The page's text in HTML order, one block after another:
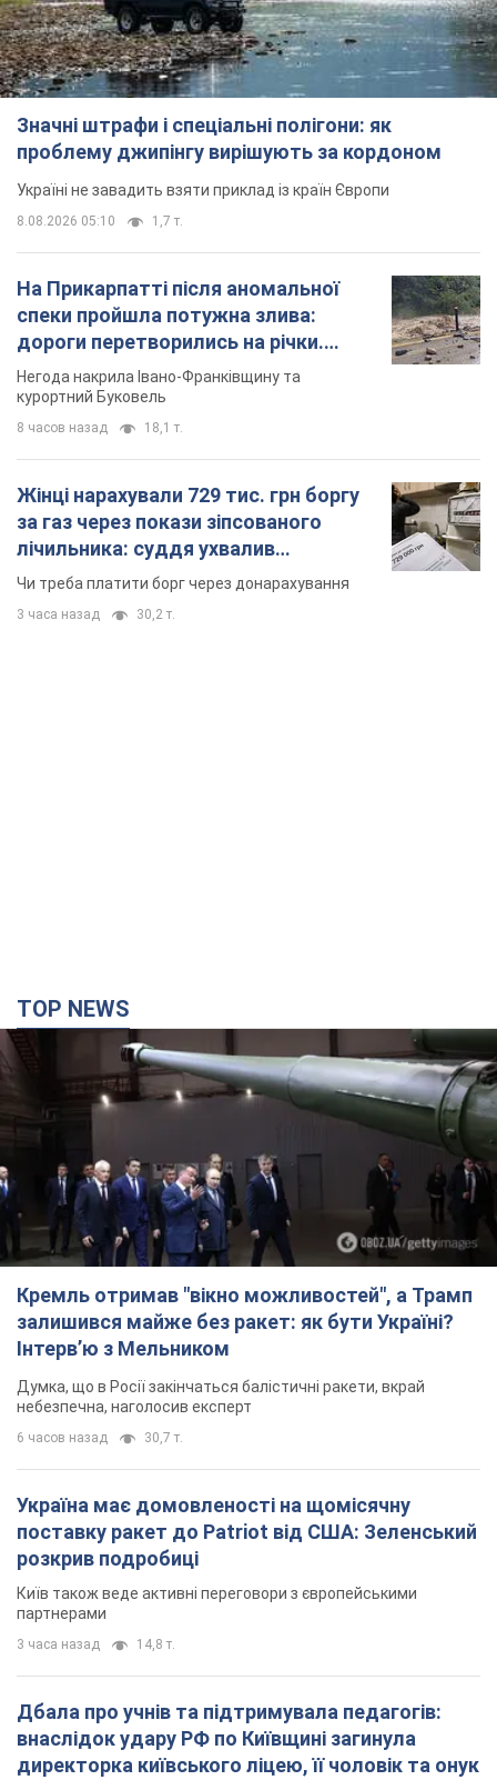
Значні штрафи і спеціальні полігони: як
проблему джипінгу вирішують за кордоном
Україні не завадить взяти приклад із країн Європи
8.08.2026 05:10 1,7 т.
На Прикарпатті після аномальної
спеки пройшла потужна злива:
дороги перетворились на річки.
Відео
Негода накрила Івано-Франківщину та
курортний Буковель
8 часов назад 18,1 т.
Жінці нарахували 729 тис. грн боргу
за газ через покази зіпсованого
лічильника: суддя ухвалив
неочікуване рішення
Чи треба платити борг через донарахування
3 часа назад 30,2 т.
TOP NEWS
Кремль отримав "вікно можливостей", а Трамп
залишився майже без ракет: як бути Україні?
Інтерв’ю з Мельником
Думка, що в Росії закінчаться балістичні ракети, вкрай
небезпечна, наголосив експерт
6 часов назад 30,7 т.
Україна має домовленості на щомісячну
поставку ракет до Patriot від США: Зеленський
розкрив подробиці
Київ також веде активні переговори з європейськими
партнерами
3 часа назад 14,8 т.
Дбала про учнів та підтримувала педагогів:
внаслідок удару РФ по Київщині загинула
директорка київського ліцею, її чоловік та онук